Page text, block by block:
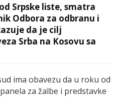
Srpske liste, smatra
Odbora za odbranu i
da je cilj
Srba na Kosovu sa
ima obavezu da u roku od
za žalbe i predstavke